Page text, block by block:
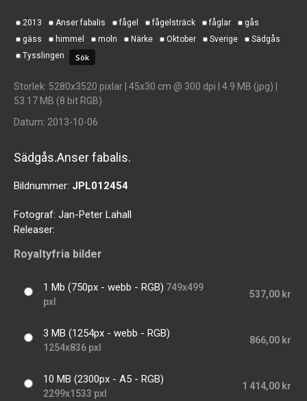
2013 Anser fabalis fågel fågelsträck fåglar
gås
gäss
himmel moln Närke Oktober Sverige
Sädgås
Tysslingen
Storlek: 5280x3520 pixlar | 45x30 cm @ 300 dpi | 4.9 MB (jpg) |
53.17 MB (8 bit RGB)
Datum: 2013-10-06
Sädgås.Anser fabalis.
Bildnummer: JPL012454
Fotograf: Jan-Peter Lahall
Releaser:
Royaltyfria bilder
1 Mb (750px - webb - RGB) 749x499
pxl
537,00 kr
3 MB (1254px - webb - RGB)
1254x836 pxl
866,00 kr
10 MB (2300px - A5 - RGB)
2299x1533 pxl
1 414,00 kr